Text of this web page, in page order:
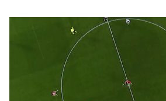
بنزین برای دولت چقدر تمام می شود؟
درصد افزایش می دهند